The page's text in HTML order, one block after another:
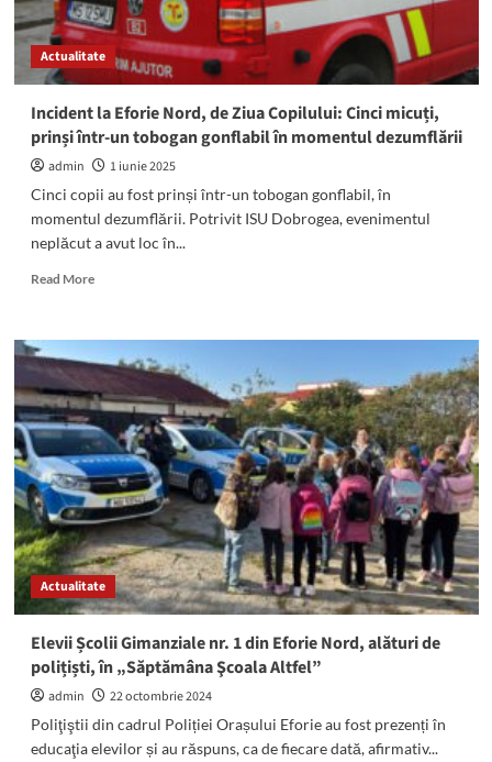
Eforie
Nord:
„O
secundă
neatenție
poate
deveni
tragedie”
Actualitate
Incident la Eforie Nord, de Ziua Copilului: Cinci micuți,
prinși într-un tobogan gonflabil în momentul dezumflării
admin
1 iunie 2025
Cinci copii au fost prinși într-un tobogan gonflabil, în
momentul dezumflării. Potrivit ISU Dobrogea, evenimentul
neplăcut a avut loc în...
Read MoreRead
Incident
la
Nord,
de
Ziua
Copilului:
Cinci
micuți,
prinși
într-
un
tobogan
gonflabil
momentul
dezumflării
Actualitate
Elevii Școlii Gimanziale nr. 1 din Eforie Nord, alături de
polițiști, în „Săptămâna Şcoala Altfel”
admin
22 octombrie 2024
Poliţiştii din cadrul Poliției Orașului Eforie au fost prezenți în
educaţia elevilor și au răspuns, ca de fiecare dată, afirmativ...